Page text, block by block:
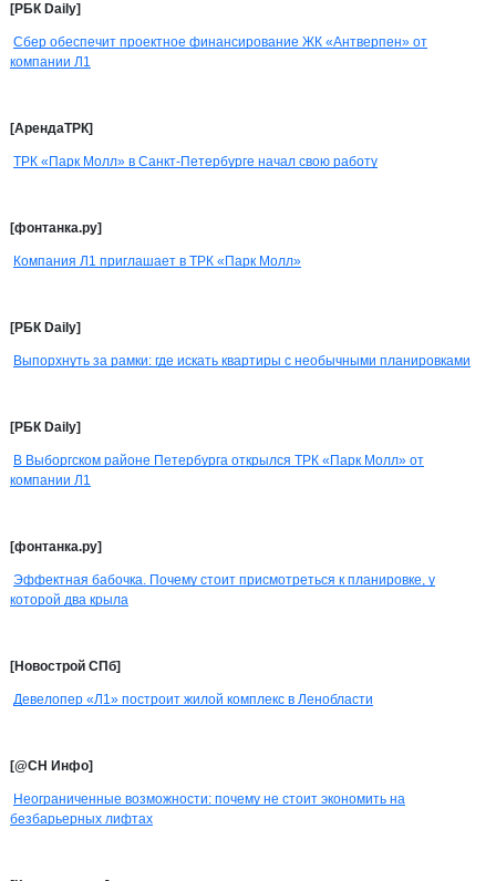
[РБК Daily]
Сбер обеспечит проектное финансирование ЖК «Антверпен» от
компании Л1
[АрендаТРК]
ТРК «Парк Молл» в Санкт-Петербурге начал свою работу
[фонтанка.ру]
Компания Л1 приглашает в ТРК «Парк Молл»
[РБК Daily]
Выпорхнуть за рамки: где иcкать квартиры с необычными планировками
[РБК Daily]
В Выборгском районе Петербурга открылся ТРК «Парк Молл» от
компании Л1
[фонтанка.ру]
Эффектная бабочка. Почему стоит присмотреться к планировке, у
которой два крыла
[Новострой СПб]
Девелопер «Л1» построит жилой комплекс в Ленобласти
[@СН Инфо]
Неограниченные возможности: почему не стоит экономить на
безбарьерных лифтах